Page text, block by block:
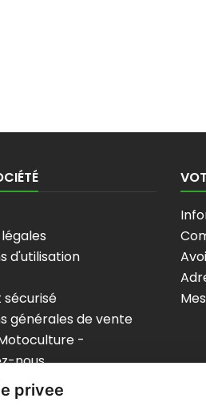
d'utilisation
sécurisé
générales de vente
-
nous
privee